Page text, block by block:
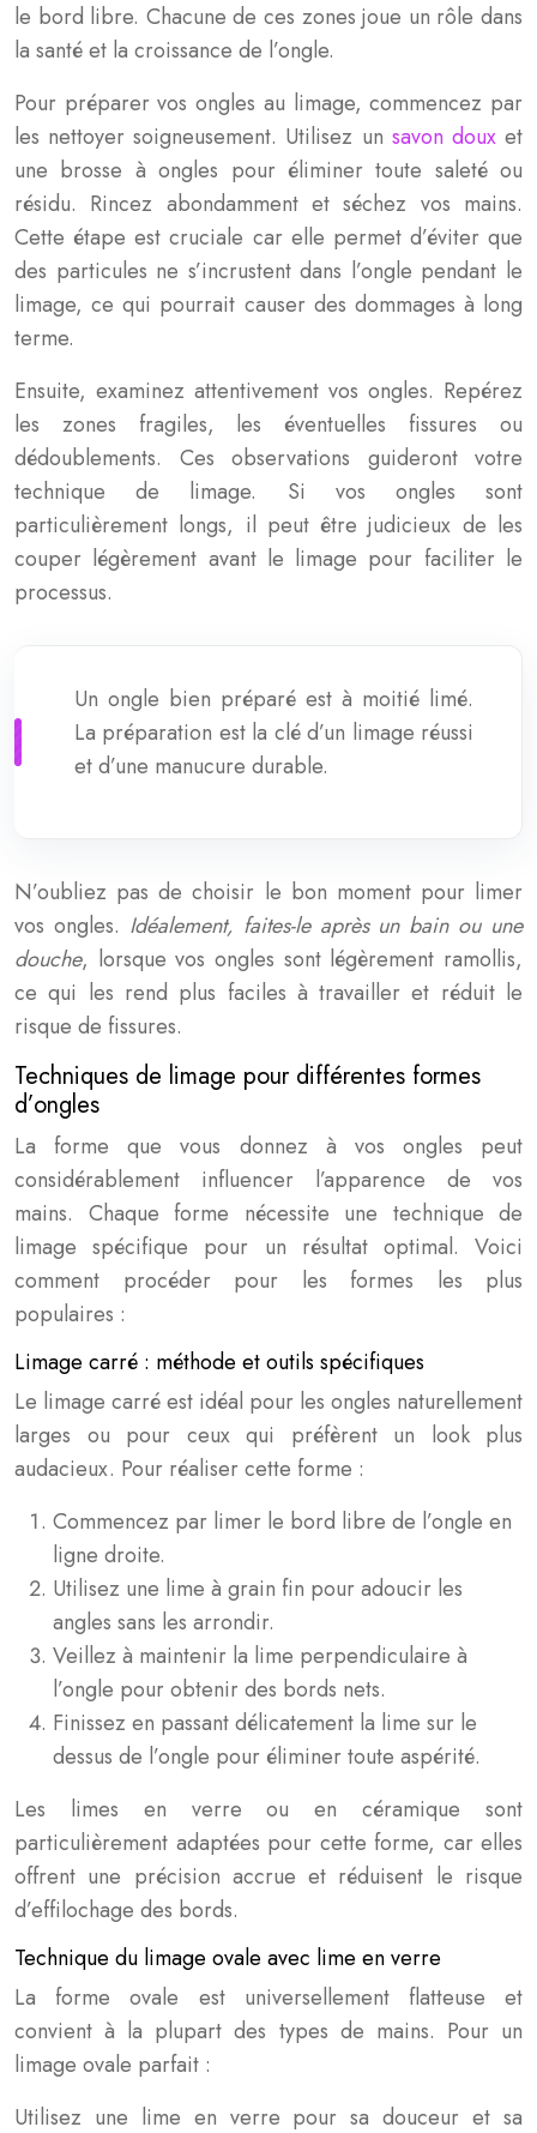
le bord libre. Chacune de ces zones joue un rôle dans
la santé et la croissance de l’ongle.
Pour préparer vos ongles au limage, commencez par
les nettoyer soigneusement. Utilisez un savon douxet
une brosse à ongles pour éliminer toute saleté ou
résidu. Rincez abondamment et séchez vos mains.
Cette étape est cruciale car elle permet d’éviter que
des particules ne s’incrustent dans l’ongle pendant le
limage, ce qui pourrait causer des dommages à long
terme.
Ensuite, examinez attentivement vos ongles. Repérez
les zones fragiles, les éventuelles fissures ou
dédoublements. Ces observations guideront votre
technique de limage. Si vos ongles sont
particulièrement longs, il peut être judicieux de les
couper légèrement avant le limage pour faciliter le
processus.
Un ongle bien préparé est à moitié limé.
La préparation est la clé d’un limage réussi
et d’une manucure durable.
N’oubliez pas de choisir le bon moment pour limer
vos ongles. Idéalement, faites-le après un bain ou une
douche, lorsque vos ongles sont légèrement ramollis,
ce qui les rend plus faciles à travailler et réduit le
risque de fissures.
Techniques de limage pour différentes formes
d’ongles
La forme que vous donnez à vos ongles peut
considérablement influencer l’apparence de vos
mains. Chaque forme nécessite une technique de
limage spécifique pour un résultat optimal. Voici
comment procéder pour les formes les plus
populaires :
Limage carré : méthode et outils spécifiques
Le limage carré est idéal pour les ongles naturellement
larges ou pour ceux qui préfèrent un look plus
audacieux. Pour réaliser cette forme :
Commencez par limer le bord libre de l’ongle en
ligne droite.
Utilisez une lime à grain fin pour adoucir les
angles sans les arrondir.
Veillez à maintenir la lime perpendiculaire à
l’ongle pour obtenir des bords nets.
Finissez en passant délicatement la lime sur le
dessus de l’ongle pour éliminer toute aspérité.
Les limes en verre ou en céramique sont
particulièrement adaptées pour cette forme, car elles
offrent une précision accrue et réduisent le risque
d’effilochage des bords.
Technique du limage ovale avec lime en verre
La forme ovale est universellement flatteuse et
convient à la plupart des types de mains. Pour un
limage ovale parfait :
Utilisez une lime en verre pour sa douceur et sa